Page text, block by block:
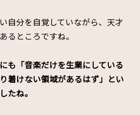
自分を自覚していながら、天才
るところですね。
にも「音楽だけを生業にしている
着けない領域があるはず」とい
たね。